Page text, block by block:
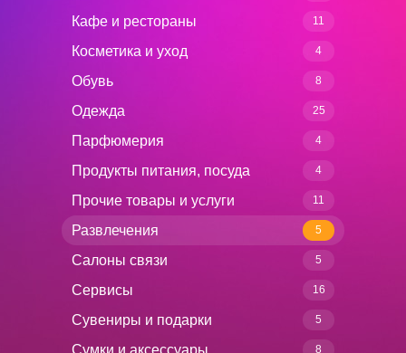
Кафе и рестораны 11
Косметика и уход 4
Обувь 8
Одежда 25
Парфюмерия 4
Продукты питания, посуда 4
Прочие товары и услуги 11
Развлечения 5
Салоны связи 5
Сервисы 16
Сувениры и подарки 5
Сумки и аксессуары 8